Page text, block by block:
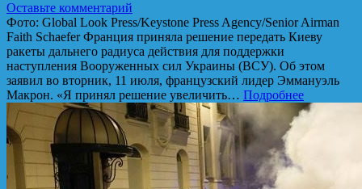
Оставьте комментарий
Фото: Global Look Press/Keystone Press Agency/Senior Airman
Faith Schaefer Франция приняла решение передать Киеву
ракеты дальнего радиуса действия для поддержки
наступления Вооруженных сил Украины (ВСУ). Об этом
заявил во вторник, 11 июля, французский лидер Эммануэль
Макрон. «Я принял решение увеличить… Подробнее